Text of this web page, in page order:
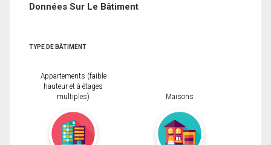
Données Sur Le Bâtiment
TYPE DE BÂTIMENT
Appartements (faible
hauteur et à étages
multiples)
Maisons